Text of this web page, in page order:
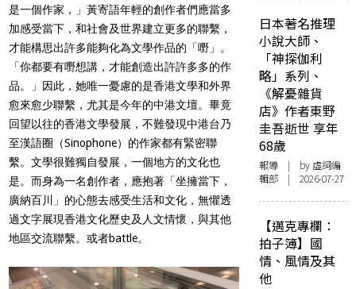
是一個作家，」黃寄語年輕的創作者們應當多
加感受當下，和社會及世界建立更多的聯繫，
才能構思出許多能夠化為文學作品的「嘢」。
「你都要有嘢想講，才能創造出許許多多的作
品。」因此，她唯一憂慮的是香港文學和外界
愈來愈少聯繫，尤其是今年的中港文壇。畢竟
回望以往的香港文學發展，不難發現中港台乃
至漢語圈（Sinophone）的作家都有緊密聯
繫。文學很難獨自發展，一個地方的文化也
是。而身為一名創作者，應抱著「坐擁當下，
廣納百川」的心態去感受生活和文化，無懼透
過文字展現香港文化歷史及人文情懷，與其他
地區交流聯繫。或者battle。
日本著名推理
小說大師、
「神探伽利
略」系列、
《解憂雜貨
店》作者東野
圭吾逝世 享年
68歲
報導 | by 虛詞編
輯部 | 2026-07-27
【邁克專欄：
拍子簿】國
情、風情及其
他